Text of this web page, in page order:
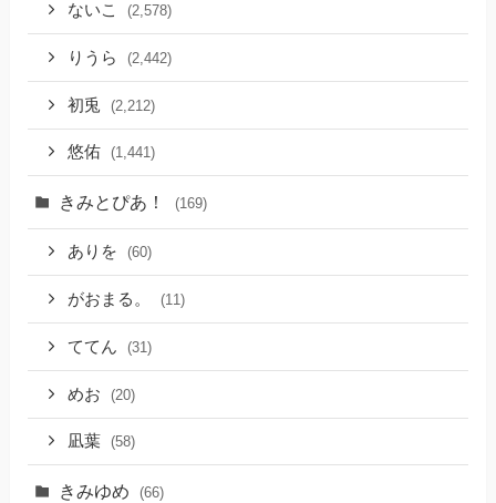
ないこ (2,578)
りうら (2,442)
初兎 (2,212)
悠佑 (1,441)
きみとぴあ！ (169)
ありを (60)
がおまる。 (11)
ててん (31)
めお (20)
凪葉 (58)
きみゆめ (66)